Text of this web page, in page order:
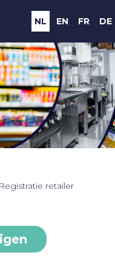
NL EN FR DE
Registratie retailer